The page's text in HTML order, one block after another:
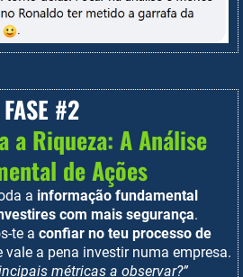
FASE #2
a Riqueza: A Análise
de Ações
a informação fundamental
com mais segurança.
te a confiar no teu processo de
a pena investir numa empresa.
métricas a observar?”